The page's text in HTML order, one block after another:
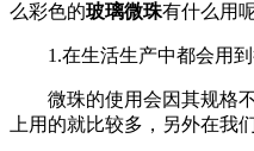
么彩色的玻璃微珠有什么用
1.在生活生产中都会用到
微珠的使用会因其规格
上用的就比较多，另外在